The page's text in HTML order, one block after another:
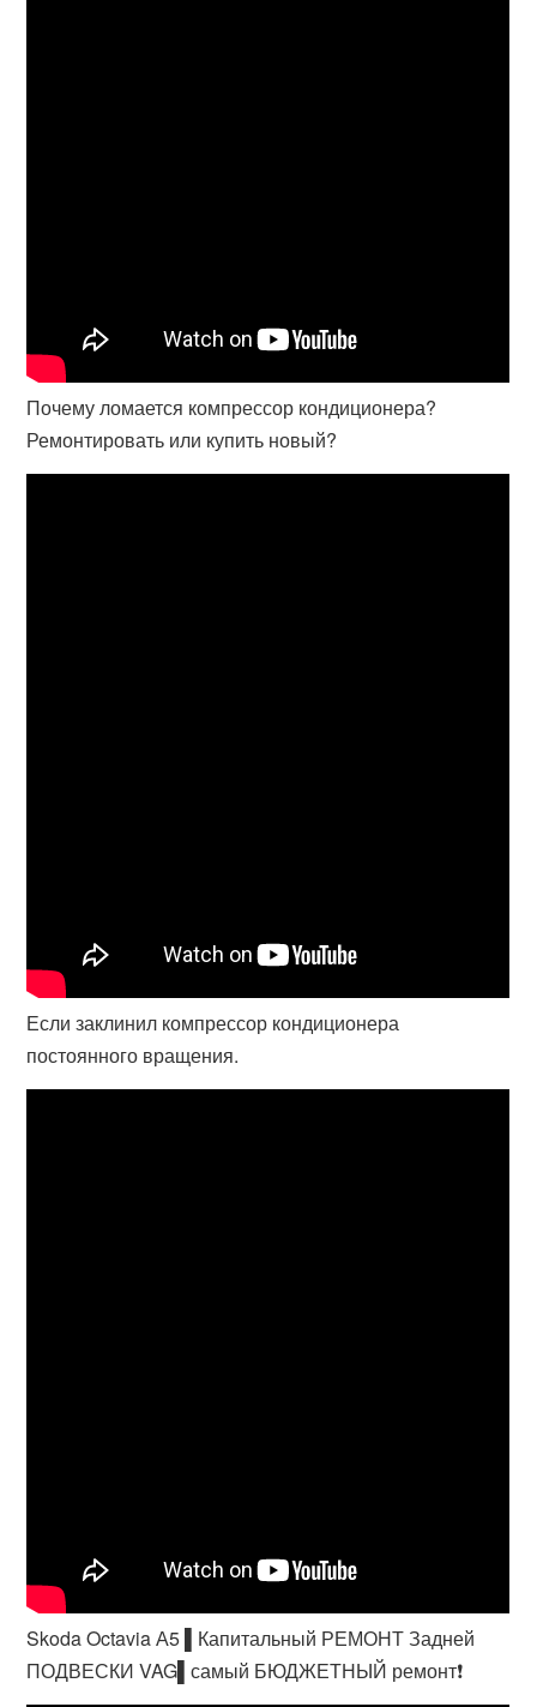
Почему ломается компрессор кондиционера?
Ремонтировать или купить новый?
Если заклинил компрессор кондиционера
постоянного вращения.
Skoda Octavia А5 ▌Капитальный РЕМОНТ Задней
ПОДВЕСКИ VAG▌самый БЮДЖЕТНЫЙ ремонт❗